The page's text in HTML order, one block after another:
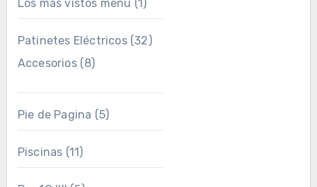
Los mas vistos menu (1)
Patinetes Eléctricos(32)
Accesorios(8)
Pie de Pagina (5)
Piscinas (11)